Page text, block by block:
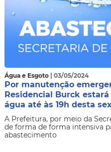
Água e Esgoto | 03/05/2024
Por manutenção
Residencial Burck
água até às 19h desta
​A Prefeitura, por meio da
de forma de forma intensiva
abastecimento